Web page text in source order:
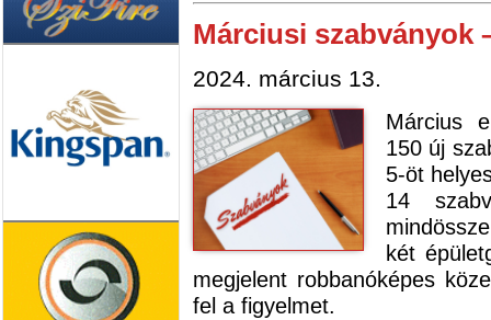
Márciusi szabványok
2024. március 13.
Március
150 új
5-öt
14
két
megjelent robbanóképes
fel a figyelmet.